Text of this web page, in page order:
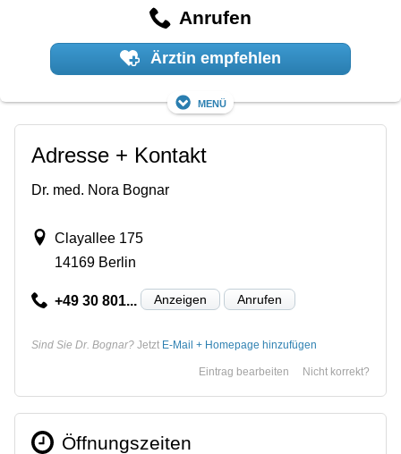
Anrufen
Ärztin empfehlen
Menü
Adresse + Kontakt
Dr. med. Nora Bognar
Clayallee 175
14169 Berlin
+49 30 801... Anzeigen Anrufen
Sind Sie Dr. Bognar? Jetzt E-Mail + Homepage hinzufügen
Nicht korrekt?
Eintrag bearbeiten
Öffnungszeiten